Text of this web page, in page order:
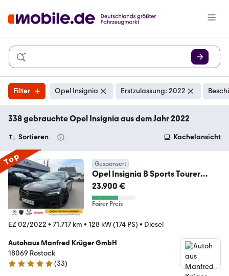
Filter Opel Insignia Erstzulassung: 2022
338 gebrauchte Opel Insignia aus dem Jahr 2022
Sortieren Kachelansicht
Top Gesponsert
Opel Insignia B Sports Tourer
Ultimate mit AHK
23.900 €
Fairer Preis
EZ 02/2022 • 71.717 km • 128 kW (174 PS) • Diesel
Autohaus Manfred Krüger GmbH
18069 Rostock
4.9 Sterne
(33)